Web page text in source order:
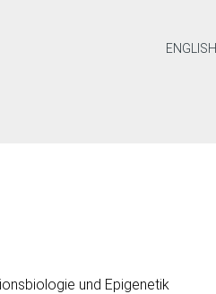
ENGLISH
und Epigenetik